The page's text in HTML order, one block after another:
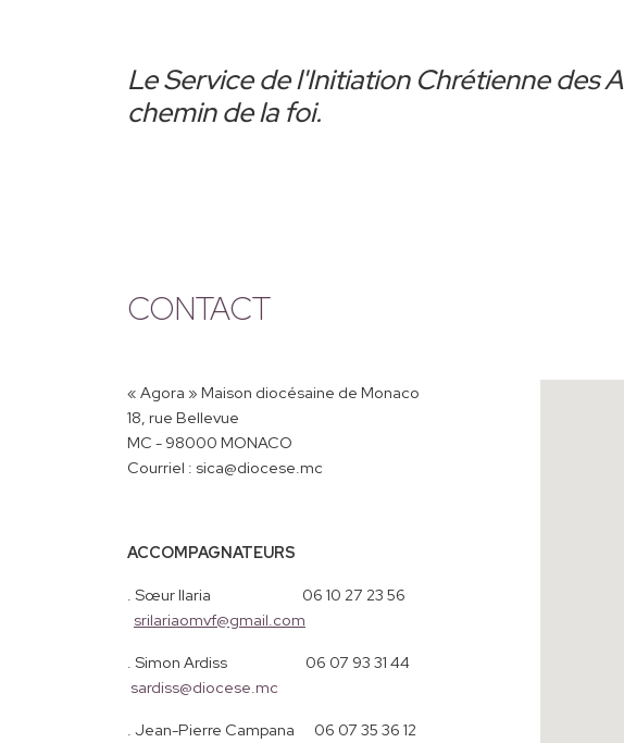
Le Service de l'Initiation Chrétienne des
chemin de la foi.
CONTACT
« Agora » Maison diocésaine de Monaco
18, rue Bellevue
MC - 98000 MONACO
Courriel : sica@diocese.mc
ACCOMPAGNATEURS
. Sœur Ilaria 06 10 27 23 56
srilariaomvf@gmail.com
. Simon Ardiss 06 07 93 31 44
sardiss@diocese.mc
. Jean-Pierre Campana 06 07 35 36 12